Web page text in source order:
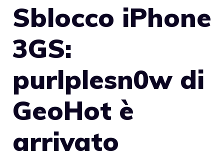
Sblocco iPhone
3GS:
purlplesn0w di
GeoHot è
arrivato